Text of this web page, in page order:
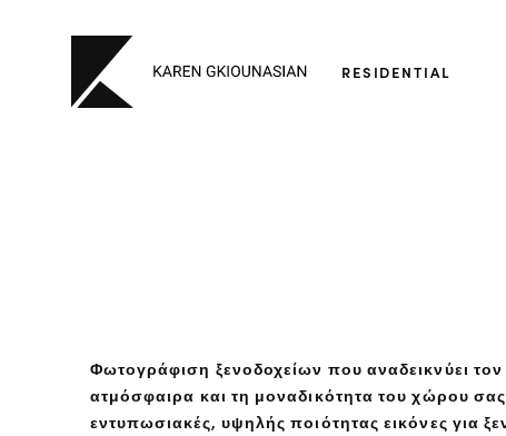
RESIDENTIAL
Φωτογράφιση ξενοδοχείων που αναδεικνύει
ατμόσφαιρα και τη μοναδικότητα του χώρου
εντυπωσιακές, υψηλής ποιότητας εικόνες για